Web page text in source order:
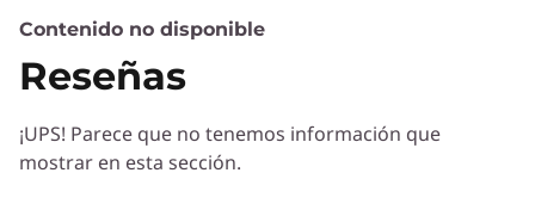
Servicios de Soluciones
Diseñe la mejor estrategia para su empresa.
correcta para sus exclusivas necesidades
empresariales.
Contenido no disponible
Reseñas
¡UPS! Parece que no tenemos información que
mostrar en esta sección.